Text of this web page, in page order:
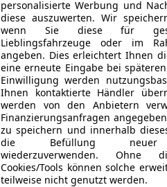
personalisierte Werbung und
diese auszuwerten. Wir
wenn Sie diese für
Lieblingsfahrzeuge oder im
angeben. Dies erleichtert Ihnen
eine erneute Eingabe bei
Einwilligung werden
Ihnen kontaktierte Händler
werden von den Anbietern
Finanzierungsanfragen
zu speichern und innerhalb
die Befüllung neuer
wiederzuverwenden. Ohne
Cookies/Tools können solche
teilweise nicht genutzt werden.